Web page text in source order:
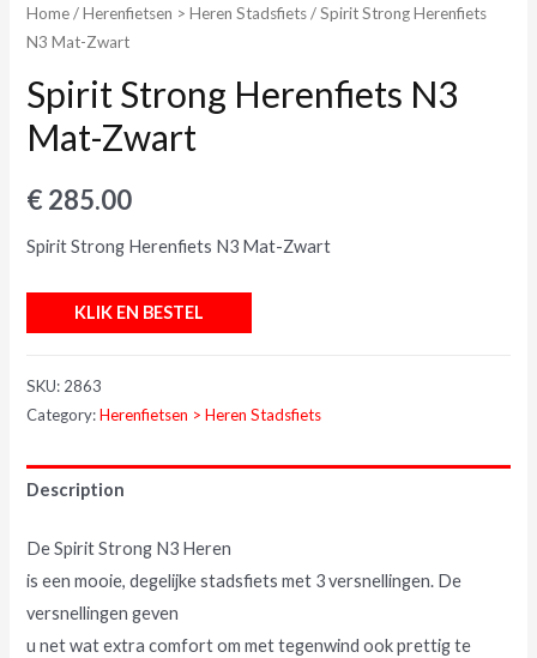
Home/Herenfietsen > Heren Stadsfiets/ Spirit Strong Herenfiets
N3 Mat-Zwart
Spirit Strong Herenfiets N3
Mat-Zwart
€ 285.00
Spirit Strong Herenfiets N3 Mat-Zwart
KLIK EN BESTEL
SKU: 2863
Category:Herenfietsen > Heren Stadsfiets
Description
De Spirit Strong N3 Heren
is een mooie, degelijke stadsfiets met 3 versnellingen. De
versnellingen geven
u net wat extra comfort om met tegenwind ook prettig te